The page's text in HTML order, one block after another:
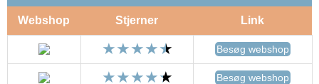
Webshop Stjerner Link
Besøg webshop
Besøg webshop